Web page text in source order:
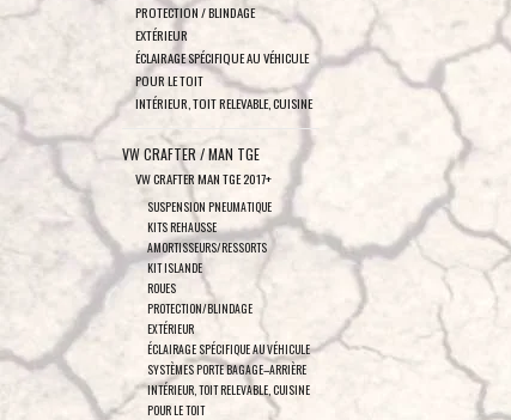
PROTECTION / BLINDAGE
EXTÉRIEUR
ÉCLAIRAGE SPÉCIFIQUE AU VÉHICULE
POUR LE TOIT
INTÉRIEUR, TOIT RELEVABLE, CUISINE
VW CRAFTER / MAN TGE
VW CRAFTER MAN TGE 2017+
SUSPENSION PNEUMATIQUE
KITS REHAUSSE
AMORTISSEURS/RESSORTS
KIT ISLANDE
ROUES
PROTECTION/BLINDAGE
EXTÉRIEUR
ÉCLAIRAGE SPÉCIFIQUE AU VÉHICULE
SYSTÈMES PORTE BAGAGE–ARRIÈRE
INTÉRIEUR, TOIT RELEVABLE, CUISINE
POUR LE TOIT